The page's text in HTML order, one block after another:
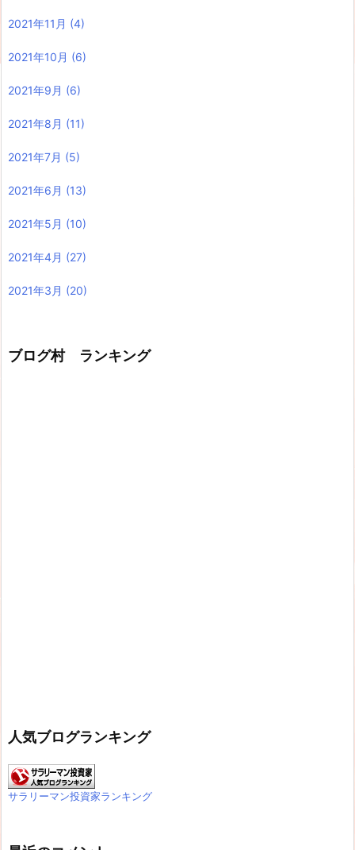
2021年11月 (4)
2021年10月 (6)
2021年9月 (6)
2021年8月 (11)
2021年7月 (5)
2021年6月 (13)
2021年5月 (10)
2021年4月 (27)
2021年3月 (20)
ブログ村 ランキング
人気ブログランキング
サラリーマン投資家ランキング